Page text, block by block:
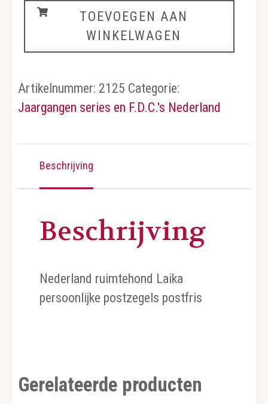
Nederland
TOEVOEGEN AAN
WINKELWAGEN
Artikelnummer: 2125 Categorie:
Jaargangen series en F.D.C.'s Nederland
Beschrijving
Beschrijving
Nederland ruimtehond Laika
persoonlijke postzegels postfris
Gerelateerde producten